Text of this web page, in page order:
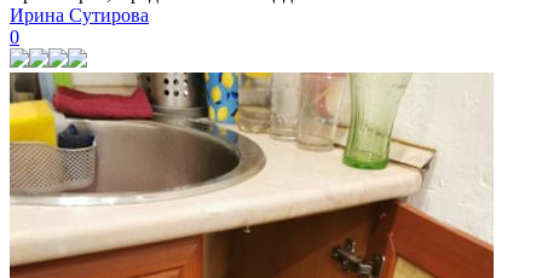
Ирина Сутирова
0